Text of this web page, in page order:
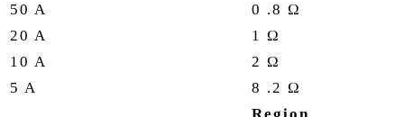
50 A
0 .8 Ω
20 A
1 Ω
10 A
2 Ω
5 A
8 .2 Ω